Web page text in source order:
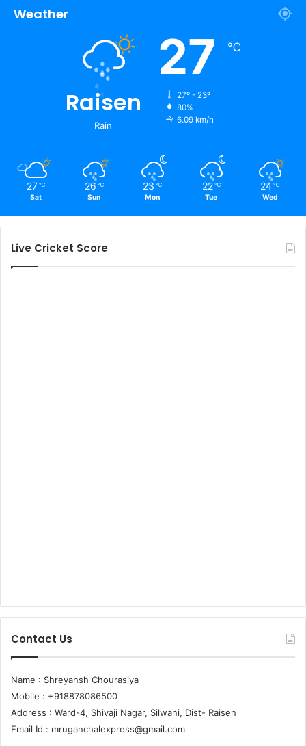
Weather
Raisen
Rain
27 ℃
27º - 23º
80%
6.09 km/h
27 ℃
Sat
26 ℃
Sun
23 ℃
Mon
22 ℃
Tue
24 ℃
Wed
Live Cricket Score
Contact Us
Name : Shreyansh Chourasiya
Mobile : +918878086500
Address : Ward-4, Shivaji Nagar, Silwani, Dist- Raisen
Email Id : mruganchalexpress@gmail.com